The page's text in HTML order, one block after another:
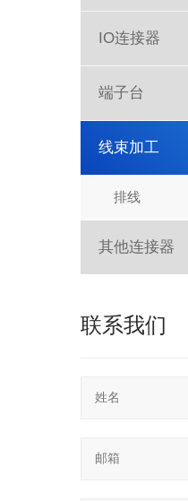
排母
圆孔排母
圆孔排针
跳线帽
排针
简牛
牛角
红色IDC
针座胶壳端子
IO连接器
DC Jack
DVI
HDMI
SATA
USB
端子台
线束加工
排线
其他连接器
POGO PIN
联系我们